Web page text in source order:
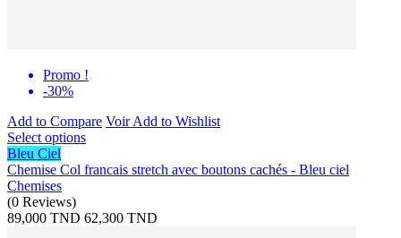
Promo !
-30%
Add to Compare VoirAdd to Wishlist
Select options
Bleu Ciel
Chemise Col francais stretch avec boutons cachés - Bleu ciel
Chemises
(0 Reviews)
89,000 TND 62,300 TND